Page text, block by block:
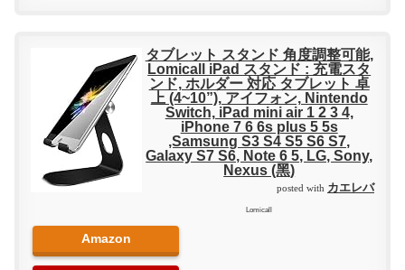
タブレット スタンド 角度調整可能,
Lomicall iPad スタンド : 充電スタ
ンド, ホルダー 対応 タブレット 卓
上 (4~10”), アイフォン, Nintendo
Switch, iPad mini air 1 2 3 4,
iPhone 7 6 6s plus 5 5s
,Samsung S3 S4 S5 S6 S7,
Galaxy S7 S6, Note 6 5, LG, Sony,
Nexus (黑)
posted with カエレバ
Lomicall
Amazon